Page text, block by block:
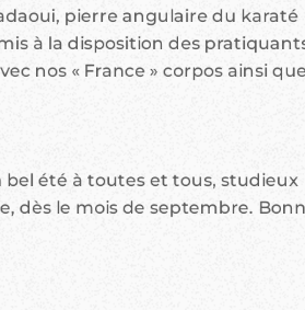
pierre angulaire du karaté
à la disposition des
nos « France » corpos ainsi
bel été à toutes et tous, studieux
dès le mois de septembre.